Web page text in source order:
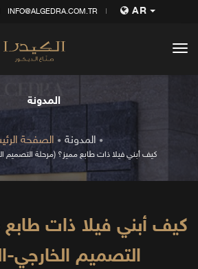
INFO@ALGEDRA.COM.TR AR
المدونة
الصفحة المدونة
كيف أبني فيلا ذات طابع مميز؟ (مرحلة التصميم
كيف أبني فيلا ذات
التصميم الخارجي-